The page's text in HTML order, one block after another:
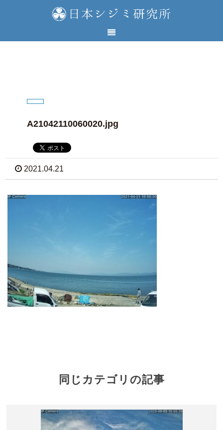
A21042110060020.jpg
2021.04.21
同じカテゴリの記事